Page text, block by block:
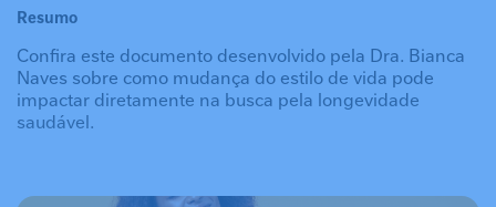
Resumo
Confira este documento desenvolvido pela Dra. Bianca
Naves sobre como mudança do estilo de vida pode
impactar diretamente na busca pela longevidade
saudável.